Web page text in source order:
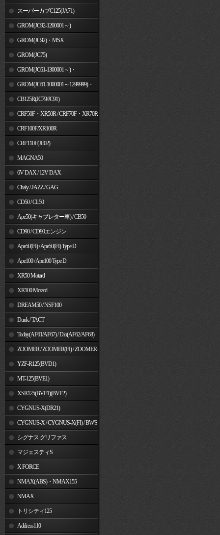
スーパーカブC125(JA71)
GROM(JC92-1200001～)
GROM(JC92)・MSX
GROM(MLHJC92)
GROM(JC75)
GROM(JC61-1300001～)・
MSX125SF
GROM(JC61-1000001～1299999)・
MSX125CB125R(JC79/JC91)
CRF50F・XR50R / CRF70F・XR70R
CRF100F/XR100R
CRF110F(JE02)
MAGNA50
6V DAX / 12V DAX
Chaly / JAZZ / GAG
CD50 / CL50
Ape50(キャブレター車) / CB50
CD90 / CD90エンジン
Ape50(FI) / Ape50(FI) Type D
Ape100 / Ape100 Type D
XR50 Motard
XR100 Motard
DREAM50 / NSF100
Dunk / TACT
Today(AF61/AF67) / Dio(AF62/AF68)
ZOOMER / ZOOMER(FI) / ZOOMER-
YZF-R125(BVD1)
MT-125(BVE1)
XSR125(BVF1)(BVF2)
CYGNUS-X(DR21)
CYGNUS-X / CYGNUS-X(FI) / BW'S
125 シグナス グリファス
マジェスティS
X FORCE
NMAX(ABS)・NMAX155
NMAX
トリシティ125
Address110